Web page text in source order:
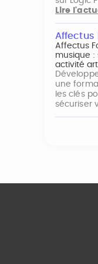
Lire
Affectus
Affectus
musique :
activité
une
les clés
sécuriser